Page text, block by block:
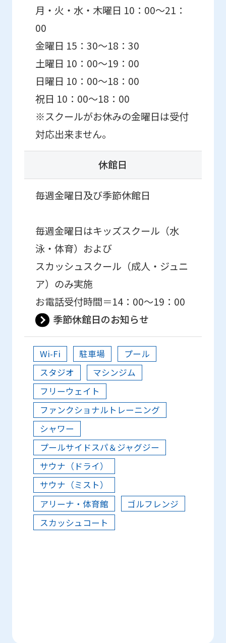
月・火・水・木曜日 10：00～21：
00
金曜日 15：30～18：30
土曜日 10：00～19：00
日曜日 10：00～18：00
祝日 10：00～18：00
※スクールがお休みの金曜日は受付
対応出来ません。
休館日
毎週金曜日及び季節休館日
毎週金曜日はキッズスクール（水
泳・体育）および
スカッシュスクール（成人・ジュニ
ア）のみ実施
お電話受付時間＝14：00～19：00
季節休館日のお知らせ
Wi-Fi 駐車場
プール
スタジオ
マシンジム
フリーウェイト
ファンクショナルトレーニング
シャワー
プールサイドスパ＆ジャグジー
サウナ（ドライ）
サウナ（ミスト）
アリーナ・体育館
ゴルフレンジ
スカッシュコート